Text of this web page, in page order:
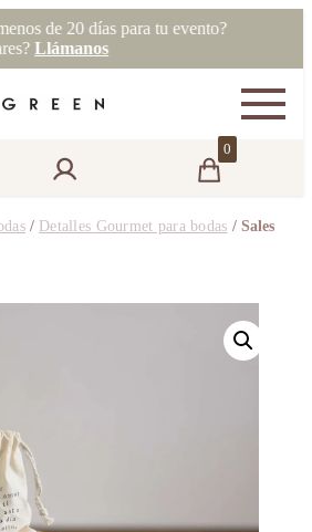
de 20 días para tu evento?
Llámanos
0
/ Detalles Gourmet para bodas / Sales